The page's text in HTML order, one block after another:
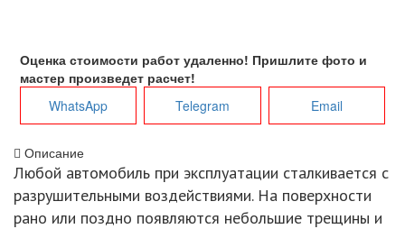
Оценка стоимости работ удаленно! Пришлите фото и
мастер произведет расчет!
WhatsApp
Telegram Email
Описание
Любой автомобиль при эксплуатации сталкивается с
разрушительными воздействиями. На поверхности
рано или поздно появляются небольшие трещины и